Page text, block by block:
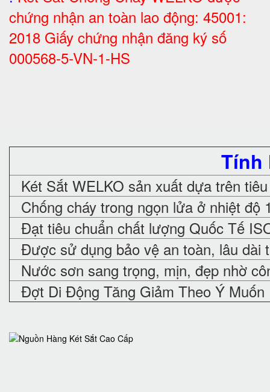
chứng nhận an toàn lao động: 45001:
2018 Giấy chứng nhận đăng ký số
000568-5-VN-1-HS
Tính
Két Sắt WELKO sản xuất dựa trên
Chống cháy trong ngọn lửa ở nhiệt độ
Đạt tiêu chuẩn chất lượng Quốc Tế
Được sử dụng bảo vệ an toàn, lâu dài
Nước sơn sang trọng, mịn, đẹp nhờ
Đợt Di Động Tăng Giảm Theo Ý Muốn